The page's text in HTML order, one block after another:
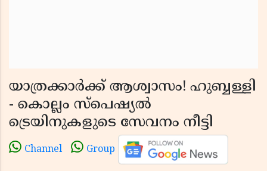
യാത്രക്കാർക്ക് ആശ്വാസം! ഹുബ്ബള്ളി
- കൊല്ലം സ്പെഷ്യൽ
ട്രെയിനുകളുടെ സേവനം നീട്ടി
Channel Group